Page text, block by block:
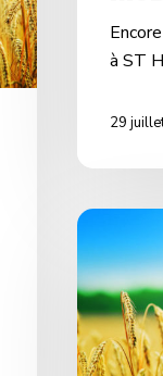
à ST
29
Non
a
la
baisse
des
pensions-